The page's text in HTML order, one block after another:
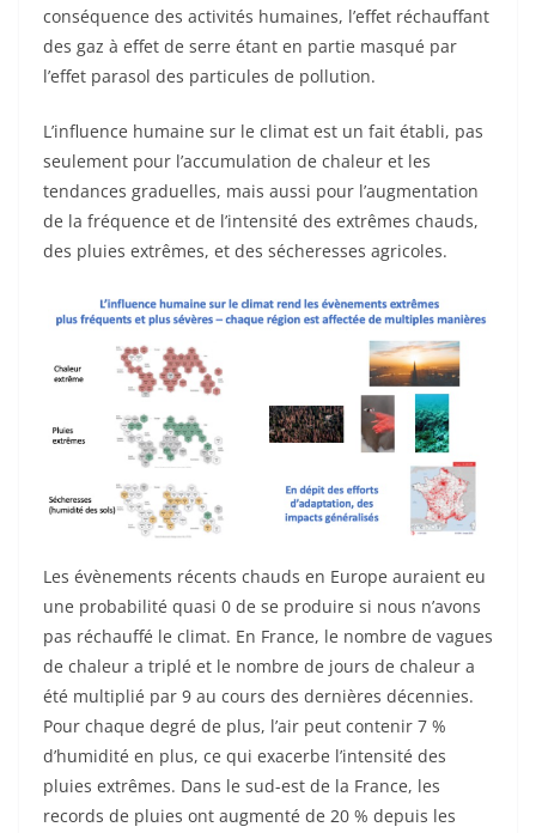
conséquence des activités humaines, l’effet réchauffant
des gaz à effet de serre étant en partie masqué par
l’effet parasol des particules de pollution.
L’influence humaine sur le climat est un fait établi, pas
seulement pour l’accumulation de chaleur et les
tendances graduelles, mais aussi pour l’augmentation
de la fréquence et de l’intensité des extrêmes chauds,
des pluies extrêmes, et des sécheresses agricoles.
Les évènements récents chauds en Europe auraient eu
une probabilité quasi 0 de se produire si nous n’avons
pas réchauffé le climat. En France, le nombre de vagues
de chaleur a triplé et le nombre de jours de chaleur a
été multiplié par 9 au cours des dernières décennies.
Pour chaque degré de plus, l’air peut contenir 7 %
d’humidité en plus, ce qui exacerbe l’intensité des
pluies extrêmes. Dans le sud-est de la France, les
records de pluies ont augmenté de 20 % depuis les